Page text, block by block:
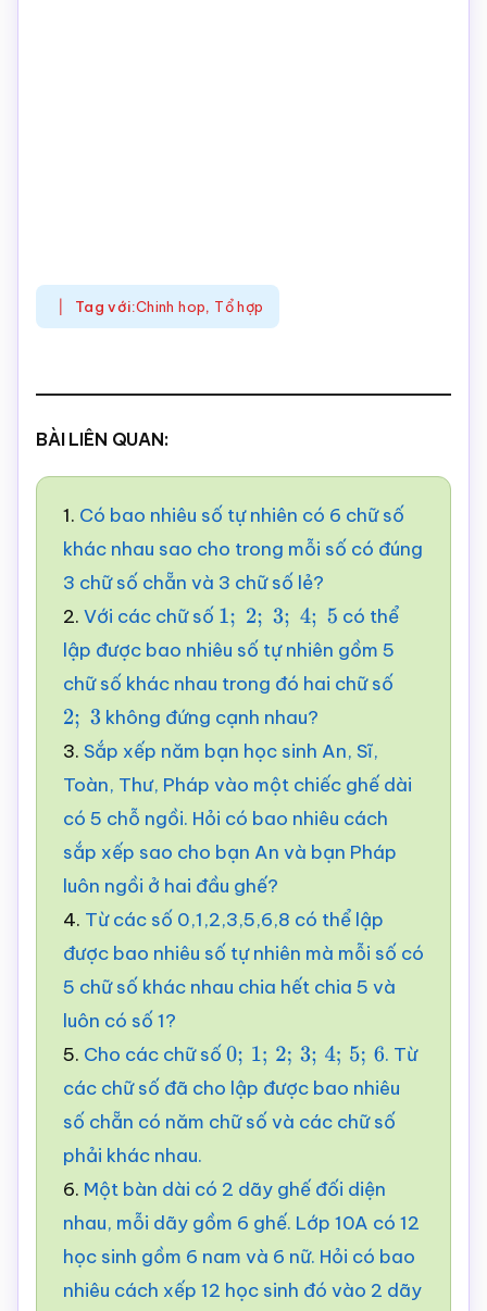
Tag với:Chinh hop, Tổ hợp
BÀI LIÊN QUAN:
1. Có bao nhiêu số tự nhiên có 6 chữ số
khác nhau sao cho trong mỗi số có đúng
3 chữ số chẵn và 3 chữ số lẻ?
2. Với các chữ số 1;2 3; 4;5
có thể
lập được bao nhiêu số tự nhiên gồm 5
chữ số khác nhau trong đó hai chữ số
2; 3
không đứng cạnh nhau?
3. Sắp xếp năm bạn học sinh An, Sĩ,
Toàn, Thư, Pháp vào một chiếc ghế dài
có 5 chỗ ngồi. Hỏi có bao nhiêu cách
sắp xếp sao cho bạn An và bạn Pháp
luôn ngồi ở hai đầu ghế?
4. Từ các số 0,1,2,3,5,6,8 có thể lập
được bao nhiêu số tự nhiên mà mỗi số có
5 chữ số khác nhau chia hết chia 5 và
luôn có số 1?
5. Cho các chữ số 0; ;2 3;4;5 6
. Từ
các chữ số đã cho lập được bao nhiêu
số chẵn có năm chữ số và các chữ số
phải khác nhau.
6. Một bàn dài có 2 dãy ghế đối diện
nhau, mỗi dãy gồm 6 ghế. Lớp 10A có 12
học sinh gồm 6 nam và 6 nữ. Hỏi có bao
nhiêu cách xếp 12 học sinh đó vào 2 dãy